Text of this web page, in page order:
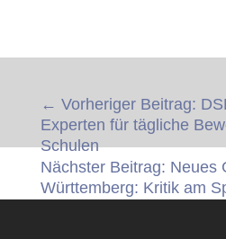
← Vorheriger Beitrag:
Experten für tägliche
Schulen
Nächster Beitrag: Neues
Württemberg: Kritik am